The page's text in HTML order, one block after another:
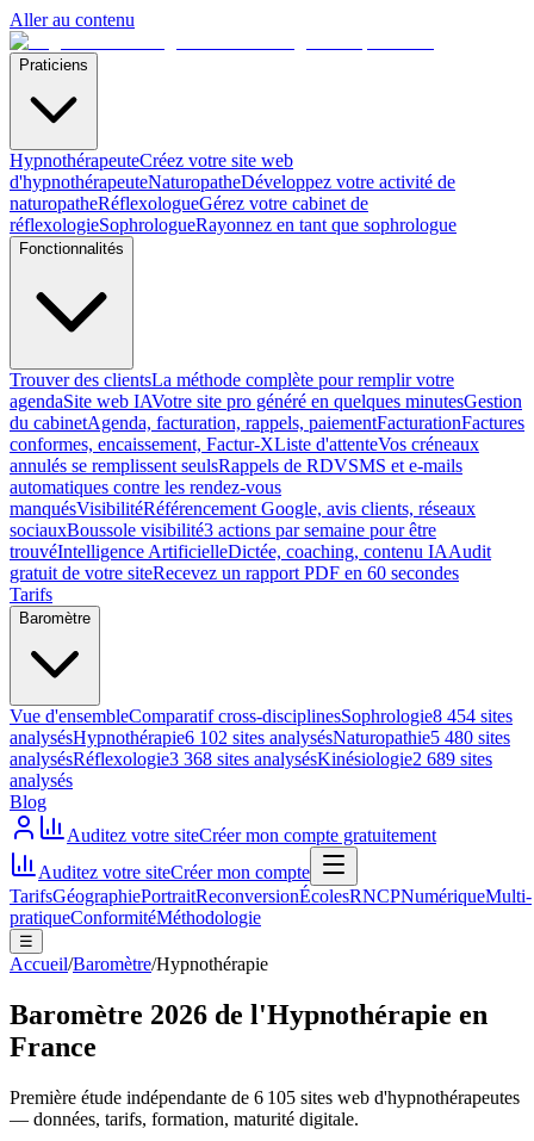
Aller au contenu
Praticiens
HypnothérapeuteCréez votre site web
d'hypnothérapeuteNaturopatheDéveloppez votre activité de
naturopatheRéflexologueGérez votre cabinet de
réflexologieSophrologueRayonnez en tant que sophrologue
Fonctionnalités
Trouver des clientsLa méthode complète pour remplir votre
agendaSite web IAVotre site pro généré en quelques minutesGestion
du cabinetAgenda, facturation, rappels, paiementFacturationFactures
conformes, encaissement, Factur-XListe d'attenteVos créneaux
annulés se remplissent seulsRappels de RDVSMS et e-mails
automatiques contre les rendez-vous
manquésVisibilitéRéférencement Google, avis clients, réseaux
sociauxBoussole visibilité3 actions par semaine pour être
trouvéIntelligence ArtificielleDictée, coaching, contenu IAAudit
gratuit de votre siteRecevez un rapport PDF en 60 secondes
Tarifs
Baromètre
Vue d'ensembleComparatif cross-disciplinesSophrologie8 454 sites
analysésHypnothérapie6 102 sites analysésNaturopathie5 480 sites
analysésRéflexologie3 368 sites analysésKinésiologie2 689 sites
analysés
Blog
Auditez votre siteCréer mon compte gratuitement
Auditez votre siteCréer mon compte
TarifsGéographiePortraitReconversionÉcolesRNCPNumériqueMulti-
pratiqueConformitéMéthodologie
☰
Accueil/Baromètre/Hypnothérapie
Baromètre 2026 de l'Hypnothérapie en
France
Première étude indépendante de 6 105 sites web d'hypnothérapeutes
— données, tarifs, formation, maturité digitale.